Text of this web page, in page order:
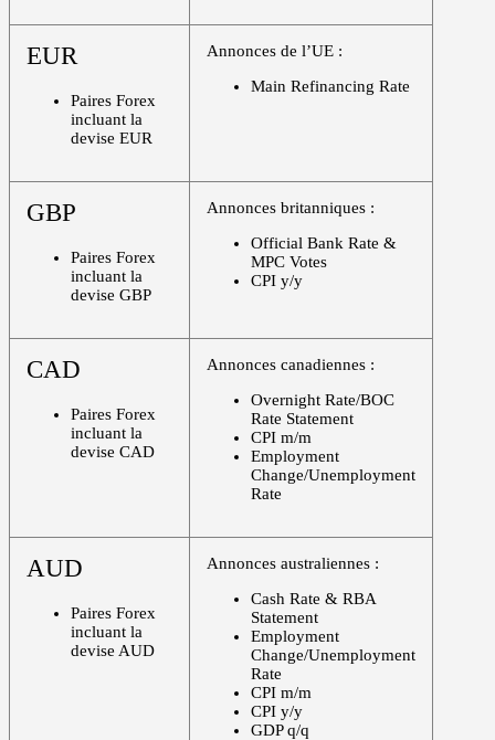
EUR
Paires Forex
incluant la
devise EUR
Annonces de l’UE :
Main Refinancing Rate
GBP
Paires Forex
incluant la
devise GBP
Annonces britanniques :
Official Bank Rate &
MPC Votes
CPI y/y
CAD
Paires Forex
incluant la
devise CAD
Annonces canadiennes :
Overnight Rate/BOC
Rate Statement
CPI m/m
Employment
Change/Unemployment
Rate
AUD
Paires Forex
incluant la
devise AUD
Annonces australiennes :
Cash Rate & RBA
Statement
Employment
Change/Unemployment
Rate
CPI m/m
CPI y/y
GDP q/q